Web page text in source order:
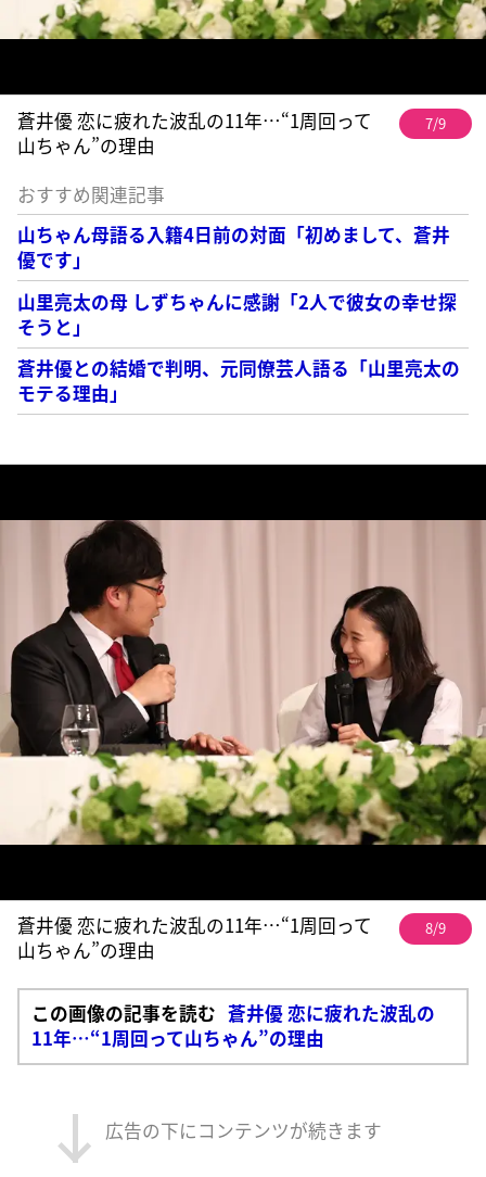
蒼井優 恋に疲れた波乱の11年…“1周回って
山ちゃん”の理由
7/9
おすすめ関連記事
山ちゃん母語る入籍4日前の対面「初めまして、蒼井
優です」
山里亮太の母 しずちゃんに感謝「2人で彼女の幸せ探
そうと」
蒼井優との結婚で判明、元同僚芸人語る「山里亮太の
モテる理由」
蒼井優 恋に疲れた波乱の11年…“1周回って
山ちゃん”の理由
8/9
この画像の記事を読む 蒼井優 恋に疲れた波乱の
11年…“1周回って山ちゃん”の理由
広告の下にコンテンツが続きます